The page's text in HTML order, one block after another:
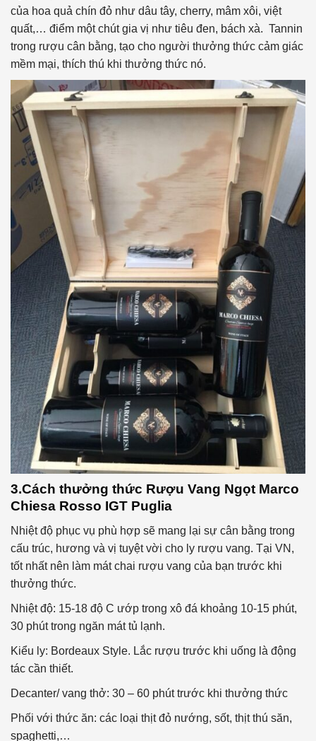
của hoa quả chín đỏ như dâu tây, cherry, mâm xôi, việt
quất,… điểm một chút gia vị như tiêu đen, bách xà. Tannin
trong rượu cân bằng, tạo cho người thưởng thức cảm giác
mềm mại, thích thú khi thưởng thức nó.
3.Cách thưởng thức Rượu Vang Ngọt Marco
Chiesa Rosso IGT Puglia
Nhiệt độ phục vụ phù hợp sẽ mang lại sự cân bằng trong
cấu trúc, hương và vị tuyệt vời cho ly rượu vang. Tại VN,
tốt nhất nên làm mát chai rượu vang của bạn trước khi
thưởng thức.
Nhiệt độ: 15-18 độ C ướp trong xô đá khoảng 10-15 phút,
30 phút trong ngăn mát tủ lạnh.
Kiểu ly: Bordeaux Style. Lắc rượu trước khi uống là động
tác cần thiết.
Decanter/ vang thở: 30 – 60 phút trước khi thưởng thức
Phối với thức ăn: các loại thịt đỏ nướng, sốt, thịt thú săn,
spaghetti,…